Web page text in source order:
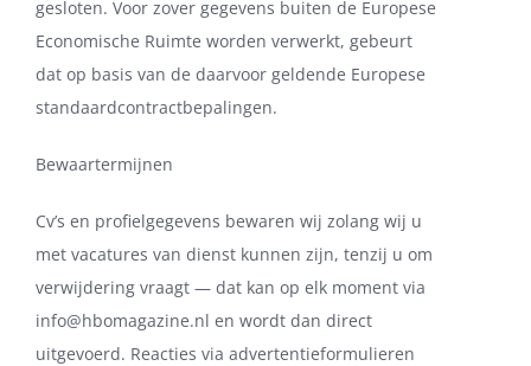
gesloten. Voor zover gegevens buiten de Europese
Economische Ruimte worden verwerkt, gebeurt
dat op basis van de daarvoor geldende Europese
standaardcontractbepalingen.
Bewaartermijnen
Cv’s en profielgegevens bewaren wij zolang wij u
met vacatures van dienst kunnen zijn, tenzij u om
verwijdering vraagt — dat kan op elk moment via
info@hbomagazine.nl en wordt dan direct
uitgevoerd. Reacties via advertentieformulieren